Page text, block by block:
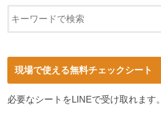
現場で使える無料チェックシート
必要なシートをLINEで受け取れます。